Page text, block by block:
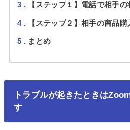
3 【ステップ１】電話で相手の
4 【ステップ２】相手の商品
5 まとめ
トラブルが起きたときは
す